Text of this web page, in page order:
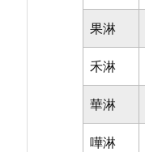
果淋
禾淋
華淋
嘩淋